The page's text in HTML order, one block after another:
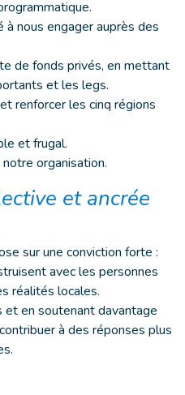
à nous engager auprès des
de fonds privés, en mettant
et les legs.
renforcer les cinq régions
et frugal.
organisation.
et ancrée
sur une conviction forte :
avec les personnes
réalités locales.
et en soutenant davantage
à des réponses plus